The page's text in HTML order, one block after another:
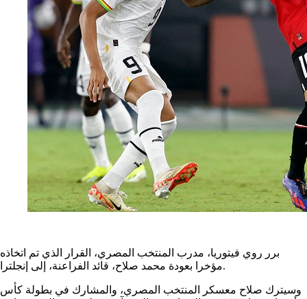
برر روي فيتوريا، مدرب المنتخب المصري، القرار الذي تم اتخاذه
مؤخرا بعودة محمد صلاح، قائد الفراعنة، إلى إنجلترا.
وسيترك صلاح معسكر المنتخب المصري، والمشارك في بطولة كأس